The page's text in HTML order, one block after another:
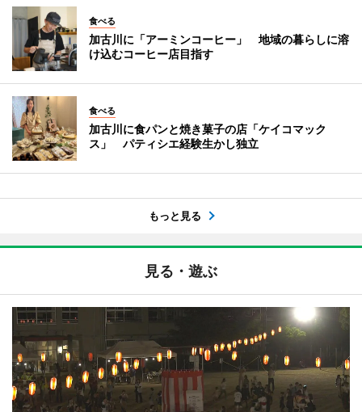
食べる
加古川に「アーミンコーヒー」 地域の暮らしに溶
け込むコーヒー店目指す
食べる
加古川に食パンと焼き菓子の店「ケイコマック
ス」 パティシエ経験生かし独立
もっと見る
見る・遊ぶ